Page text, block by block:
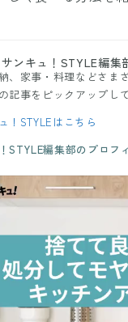
ンキュ！STYLE編集
、家事・料理などさま
記事をピックアップし
！STYLEはこちら
STYLE編集部のプロフ